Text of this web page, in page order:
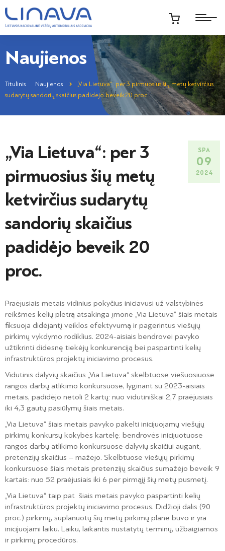
Naujienos
Titulinis Naujienos
„Via Lietuva“: per 3 pirmuosius šių metų ketvirčius
sudarytų sandorių skaičius padidėjo beveik 20 proc.
„Via Lietuva“: per 3
pirmuosius šių metų
ketvirčius sudarytų
sandorių skaičius
padidėjo beveik 20
proc.
SPA
09
2024
Praėjusiais metais vidinius pokyčius iniciavusi už valstybinės
reikšmės kelių plėtrą atsakinga įmonė „Via Lietuva“ šiais metais
fiksuoja didėjantį veiklos efektyvumą ir pagerintus viešųjų
pirkimų vykdymo rodiklius. 2024-aisiais bendrovei pavyko
užtikrinti didesnę tiekėjų konkurenciją bei paspartinti kelių
infrastruktūros projektų iniciavimo procesus.
Vidutinis dalyvių skaičius „Via Lietuva“ skelbtuose viešuosiuose
rangos darbų atlikimo konkursuose, lyginant su 2023-aisiais
metais, padidėjo netoli 2 kartų: nuo vidutiniškai 2,7 praėjusiais
iki 4,3 gautų pasiūlymų šiais metais.
„Via Lietuva“ šiais metais pavyko pakelti inicijuojamų viešųjų
pirkimų konkursų kokybės kartelę: bendrovės inicijuotuose
rangos darbų atlikimo konkursuose dalyvių skaičiui augant,
pretenzijų skaičius – mažėjo. Skelbtuose viešųjų pirkimų
konkursuose šiais metais pretenzijų skaičius sumažėjo beveik 9
kartais: nuo 52 praėjusiais iki 6 per pirmąjį šių metų pusmetį.
„Via Lietuva“ taip pat šiais metais pavyko paspartinti kelių
infrastruktūros projektų iniciavimo procesus. Didžioji dalis (90
proc.) pirkimų, suplanuotų šių metų pirkimų plane buvo ir yra
inicijuojami laiku. Laiku, laikantis nustatytų terminų, užbaigiamos
ir pirkimų procedūros.